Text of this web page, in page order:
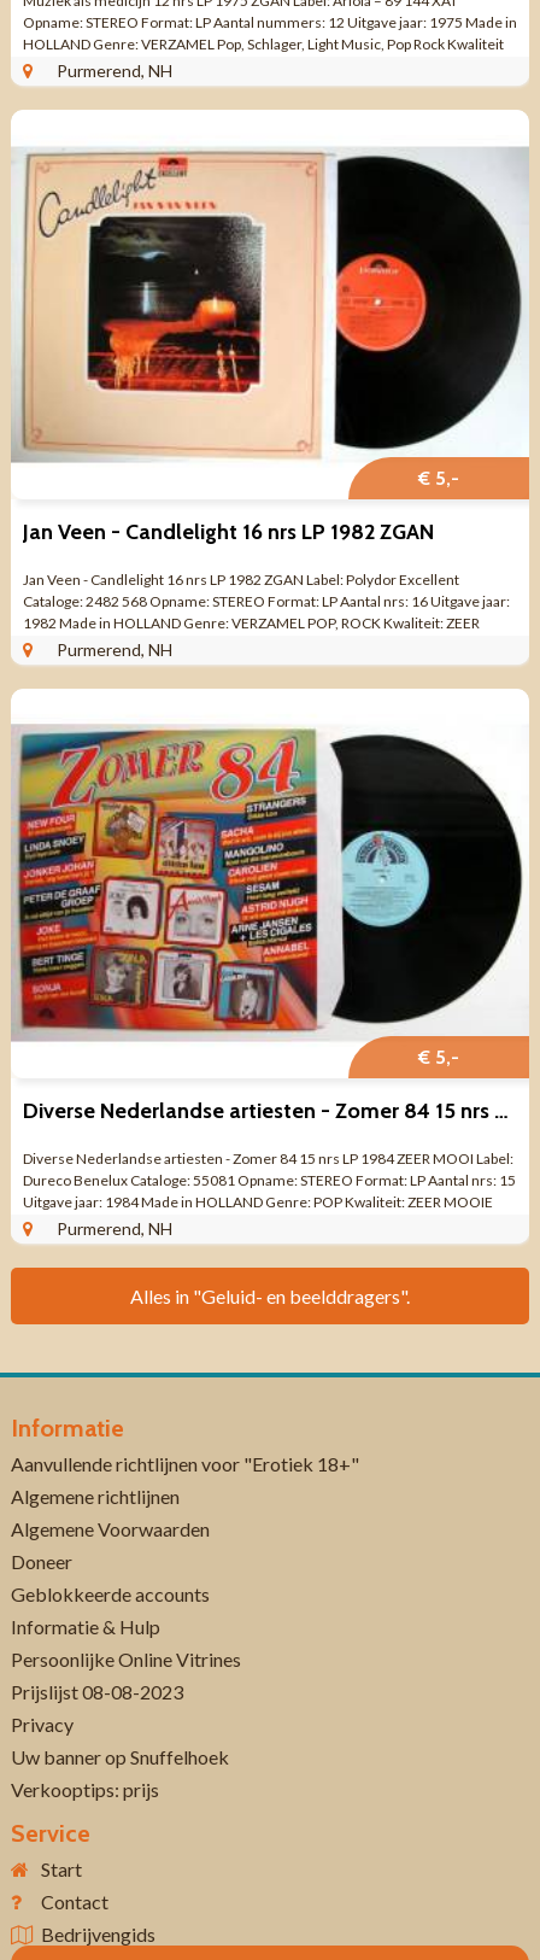
Opname: STEREO Format: LP Aantal nummers: 12 Uitgave jaar: 1975 Made in
HOLLAND Genre: VERZAMEL Pop, Schlager, Light Music, Pop Rock Kwaliteit
ZO GOED ALS ...
Purmerend, NH
€ 5,-
Jan Veen - Candlelight 16 nrs LP 1982 ZGAN
Jan Veen - Candlelight 16 nrs LP 1982 ZGAN Label: Polydor Excellent
Cataloge: 2482 568 Opname: STEREO Format: LP Aantal nrs: 16 Uitgave jaar:
1982 Made in HOLLAND Genre: VERZAMEL POP, ROCK Kwaliteit: ZEER
MOOIE STAAT Kant 1 ...
Purmerend, NH
€ 5,-
Diverse Nederlandse artiesten - Zomer 84 15 nrs LP ZEER MOOI
Diverse Nederlandse artiesten - Zomer 84 15 nrs LP 1984 ZEER MOOI Label:
Dureco Benelux Cataloge: 55081 Opname: STEREO Format: LP Aantal nrs: 15
Uitgave jaar: 1984 Made in HOLLAND Genre: POP Kwaliteit: ZEER MOOIE
STAAT KANT 1 ...
Purmerend, NH
Alles in "Geluid- en beelddragers".
Informatie
Aanvullende richtlijnen voor "Erotiek 18+"
Algemene richtlijnen
Algemene Voorwaarden
Doneer
Geblokkeerde accounts
Informatie & Hulp
Persoonlijke Online Vitrines
Prijslijst 08-08-2023
Privacy
Uw banner op Snuffelhoek
Verkooptips: prijs
Service
Start
Contact
Bedrijvengids